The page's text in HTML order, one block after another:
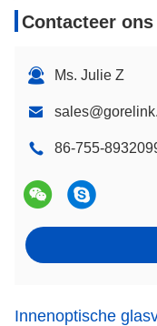
Contacteer ons
Ms. Julie Z
86-755-
Innenoptische